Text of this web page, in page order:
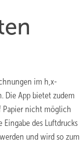
im h,x-
Die App bietet zudem
Papier nicht möglich
Eingabe des Luftdrucks
und wird so zum